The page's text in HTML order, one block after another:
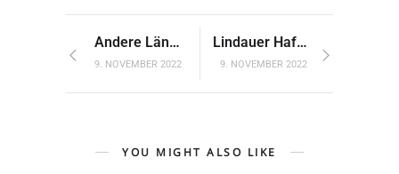
Andere Länder, andere Weihnachtssitten
9. NOVEMBER 2022
Lindauer Hafenweihnacht
9. NOVEMBER 2022
YOU MIGHT ALSO LIKE